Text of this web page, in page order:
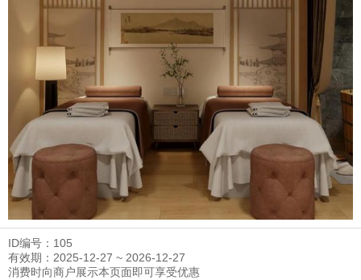
ID编号：105
有效期：2025-12-27 ~ 2026-12-27
消费时向商户展示本页面即可享受优惠